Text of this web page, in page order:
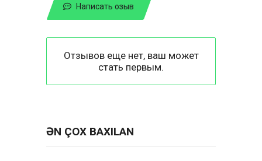
Написать озыв
Отзывов еще нет, ваш может
стать первым.
ƏN ÇOX BAXILAN